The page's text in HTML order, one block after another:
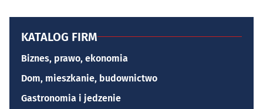
KATALOG FIRM
Biznes, prawo, ekonomia
Dom, mieszkanie, budownictwo
Gastronomia i jedzenie